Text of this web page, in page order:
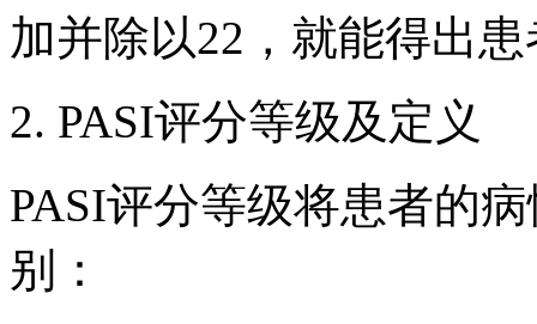
加并除以22，就能得出
2. PASI评分等级及定义
PASI评分等级将患者的
别：